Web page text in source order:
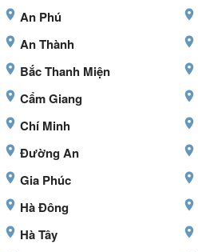
An Phú
An Thành
Bắc Thanh Miện
Cẩm Giang
Chí Minh
Đường An
Gia Phúc
Hà Đông
Hà Tây